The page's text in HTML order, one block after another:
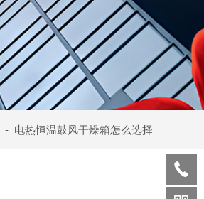
- 电热恒温鼓风干燥箱怎么选择